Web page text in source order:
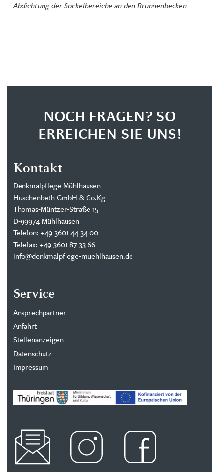
Abdichtung der Sockelbereiche an den Brunnenbecken
NOCH FRAGEN? SO
ERREICHEN SIE UNS!
Kontakt
Denkmalpflege Mühlhausen
Huschenbeth GmbH & Co.Kg
Thomas-Müntzer-Straße 15
D-99974 Mühlhausen
Telefon: +49 3601 44 34 00
Telefax: +49 3601 87 33 66
info@denkmalpflege-muehlhausen.de
Service
Ansprechpartner
Anfahrt
Stellenanzeigen
Datenschutz
Impressum